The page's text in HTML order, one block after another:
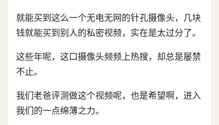
就能买到这么一个无电无网的针孔摄像头，几块
钱就能买到别人的私密视频，实在是太过分了。
这些年呢，这口摄像头频频上热搜，却总是屡禁
不止。
我们老爸评测做这个视频呢，也是希望啊，进入
我们的一点绵薄之力。